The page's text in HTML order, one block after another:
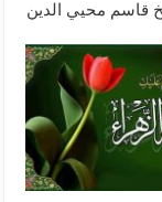
قاسم محيي الدين